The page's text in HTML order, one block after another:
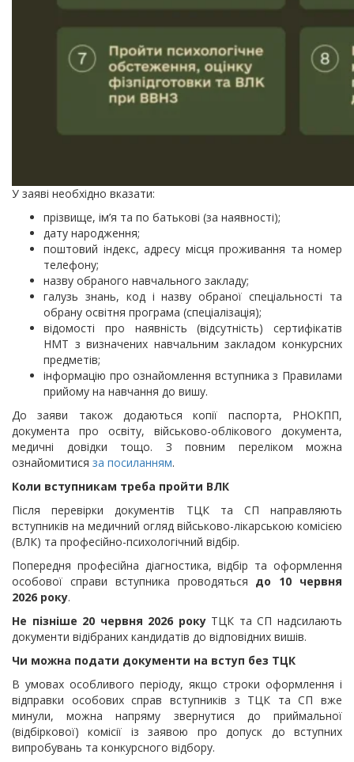
У заяві необхідно вказати:
прізвище, ім’я та по батькові (за наявності);
дату народження;
поштовий індекс, адресу місця проживання та номер
телефону;
назву обраного навчального закладу;
галузь знань, код і назву обраної спеціальності та
обрану освітня програма (спеціалізація);
відомості про наявність (відсутність) сертифікатів
НМТ з визначених навчальним закладом конкурсних
предметів;
інформацію про ознайомлення вступника з Правилами
прийому на навчання до вишу.
До заяви також додаються копії паспорта, РНОКПП,
документа про освіту, військово-облікового документа,
медичні довідки тощо. З повним переліком можна
ознайомитися за посиланням.
Коли вступникам треба пройти ВЛК
Після перевірки документів ТЦК та СП направляють
вступників на медичний огляд військово-лікарською комісією
(ВЛК) та професійно-психологічний відбір.
Попередня професійна діагностика, відбір та оформлення
особової справи вступника проводяться до 10 червня
2026 року.
Не пізніше 20 червня 2026 рокуТЦК та СП надсилають
документи відібраних кандидатів до відповідних вишів.
Чи можна подати документи на вступ без ТЦК
В умовах особливого періоду, якщо строки оформлення і
відправки особових справ вступників з ТЦК та СП вже
минули, можна напряму звернутися до приймальної
(відбіркової) комісії із заявою про допуск до вступних
випробувань та конкурсного відбору.